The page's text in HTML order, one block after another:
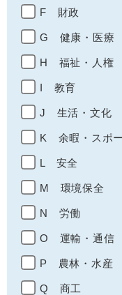
F 財政
G 健康・医療
H 福祉・人権
I 教育
J 生活・文化
K 余暇・スポ
L 安全
M 環境保全
N 労働
O 運輸・通信
P 農林・水産
Q 商工